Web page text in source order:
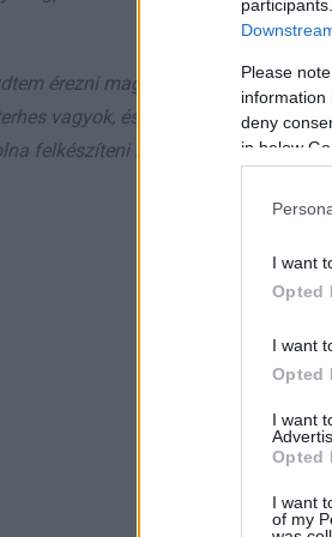
Please
information
deny
in below
I want
Opted
I want
Opted
I want
Opted
I want
of my
érezni magam, és azt gondoltam:
vagyok, és ez már önmagában
felkészíteni minket”
– mondta